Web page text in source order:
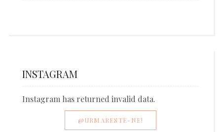
INSTAGRAM
Instagram has returned invalid data.
@URMARESTE-NE!